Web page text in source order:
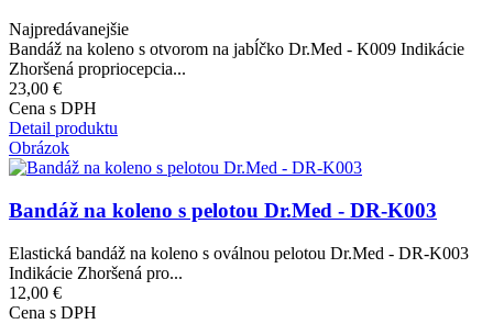
Najpredávanejšie
Bandáž na koleno s otvorom na jabĺčko Dr.Med - K009 Indikácie
Zhoršená propriocepcia...
23,00 €
Cena s DPH
Detail produktu
Obrázok
Bandáž na koleno s pelotou Dr.Med - DR-K003
Elastická bandáž na koleno s oválnou pelotou Dr.Med - DR-K003
Indikácie Zhoršená pro...
12,00 €
Cena s DPH